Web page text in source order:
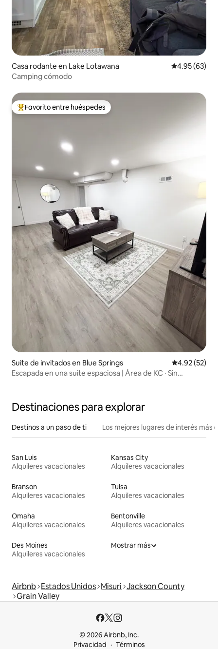
Casa rodante en Lake Lotawana Calificación
4.95 (63)
Camping cómodo
Favorito entre huéspedes preferido
Favorito entre huéspedes
Suite de invitados en Blue Springs Calificación
4.92 (52)
Escapada en una suite espaciosa | Área de KC · Sin
Destinaciones para explorar
Destinos a un paso de ti Los mejores lugares de interés más
San Luis
Alquileres vacacionales
Kansas City
Alquileres vacacionales
Branson
Alquileres vacacionales
Tulsa
Alquileres vacacionales
Omaha
Alquileres vacacionales
Bentonville
Alquileres vacacionales
Des Moines
Alquileres vacacionales
Mostrar más
Airbnb Estados Unidos Misuri Jackson County
Grain Valley
© 2026 Airbnb, Inc.
Privacidad
Términos